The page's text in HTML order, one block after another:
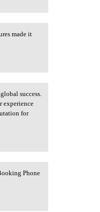
made it
success.
experience
for
Phone